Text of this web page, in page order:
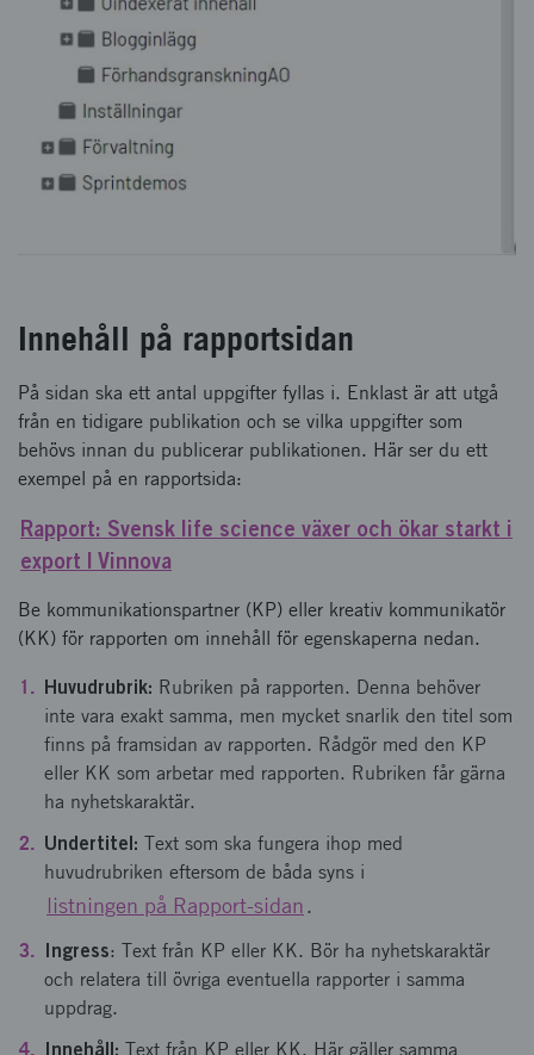
Innehåll på rapportsidan
På sidan ska ett antal uppgifter fyllas i. Enklast är att utgå
från en tidigare publikation och se vilka uppgifter som
behövs innan du publicerar publikationen. Här ser du ett
exempel på en rapportsida:
Rapport: Svensk life science växer och ökar starkt i
export | Vinnova
Be kommunikationspartner (KP) eller kreativ kommunikatör
(KK) för rapporten om innehåll för egenskaperna nedan.
Huvudrubrik: Rubriken på rapporten. Denna behöver
inte vara exakt samma, men mycket snarlik den titel som
finns på framsidan av rapporten. Rådgör med den KP
eller KK som arbetar med rapporten. Rubriken får gärna
ha nyhetskaraktär.
Undertitel: Text som ska fungera ihop med
huvudrubriken eftersom de båda syns i
listningen på Rapport-sidan .
Ingress: Text från KP eller KK. Bör ha nyhetskaraktär
och relatera till övriga eventuella rapporter i samma
uppdrag.
Innehåll: Text från KP eller KK. Här gäller samma